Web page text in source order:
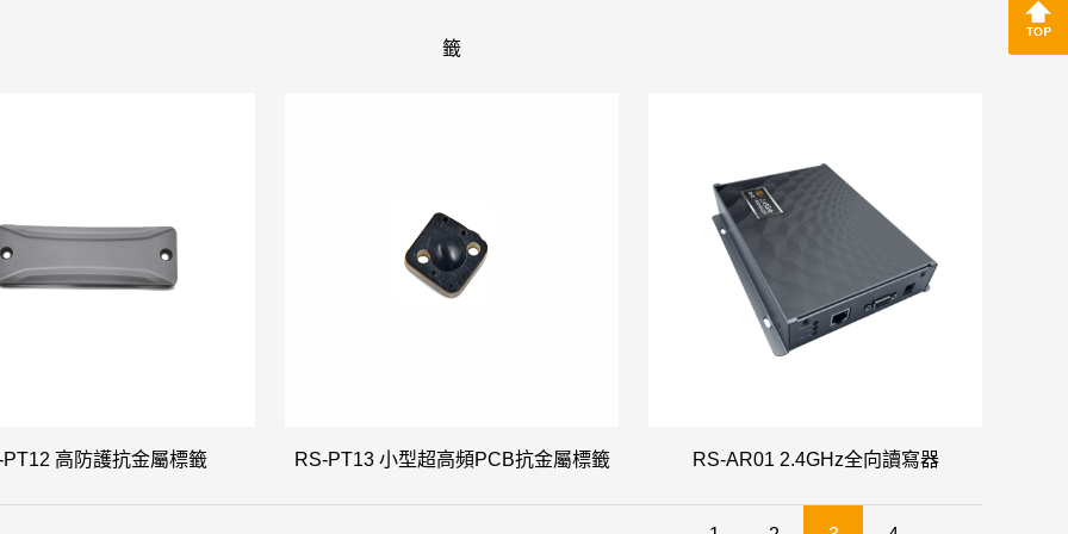
籤
高防護抗金屬標籤 RS-PT13 小型超高頻PCB抗金屬標籤 RS-AR01 2.4GHz全向讀寫器